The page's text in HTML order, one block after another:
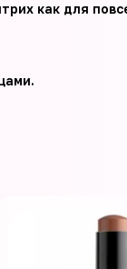
как для